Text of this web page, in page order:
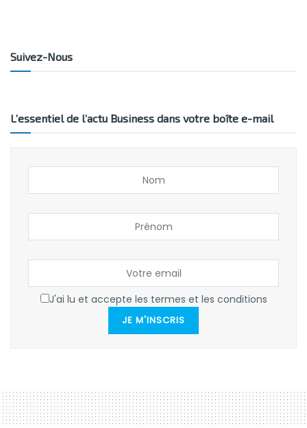
Suivez-Nous
L’essentiel de l’actu Business dans votre boîte e-mail
J'ai lu et accepte les termes et les conditions
JE M'INSCRIS